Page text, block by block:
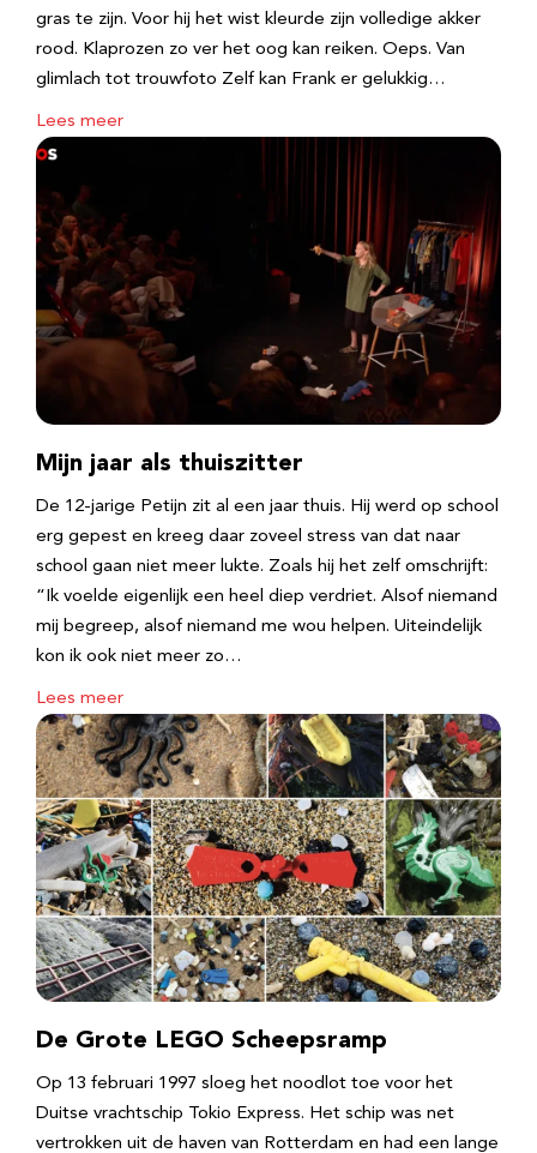
gras te zijn. Voor hij het wist kleurde zijn volledige akker
rood. Klaprozen zo ver het oog kan reiken. Oeps. Van
glimlach tot trouwfoto Zelf kan Frank er gelukkig…
Lees meer
Mijn jaar als thuiszitter
De 12-jarige Petijn zit al een jaar thuis. Hij werd op school
erg gepest en kreeg daar zoveel stress van dat naar
school gaan niet meer lukte. Zoals hij het zelf omschrijft:
“Ik voelde eigenlijk een heel diep verdriet. Alsof niemand
mij begreep, alsof niemand me wou helpen. Uiteindelijk
kon ik ook niet meer zo…
Lees meer
De Grote LEGO Scheepsramp
Op 13 februari 1997 sloeg het noodlot toe voor het
Duitse vrachtschip Tokio Express. Het schip was net
vertrokken uit de haven van Rotterdam en had een lange